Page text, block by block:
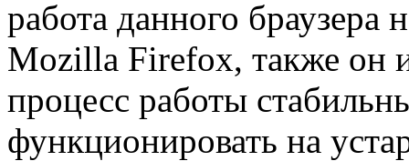
работа данного браузера
Mozilla Firefox, также он
процесс работы
функционировать на